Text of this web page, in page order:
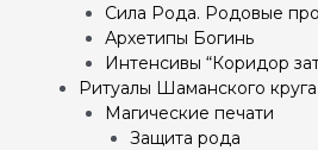
Сила Рода. Родовые
Архетипы Богинь
Интенсивы “Коридор
Ритуалы Шаманского круга
Магические печати
Защита рода